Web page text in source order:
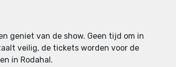
geniet van de show. Geen tijd om in
veilig, de tickets worden voor de
in Rodahal.